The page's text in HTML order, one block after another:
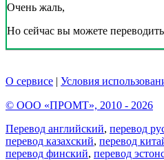
Очень жаль,
Но сейчас вы можете
О сервисе | Условия
© ООО «ПРОМТ», 2010 - 2026
Перевод английский, перевод
перевод казахский, перевод
перевод финский, перевод